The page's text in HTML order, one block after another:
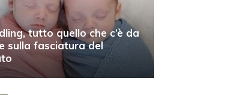
tutto quello che c’è da
sulla fasciatura del